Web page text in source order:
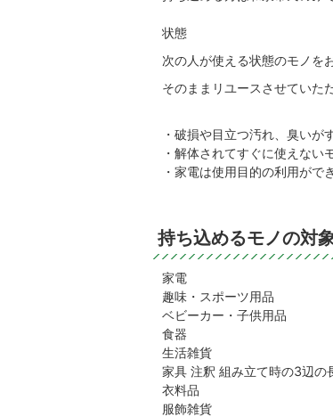
状態
次の人が使える状態のモノを
そのままリユースさせていた
・破損や目立つ汚れ、臭いが
・解体されてすぐに使えない
・家電は使用目的の利用がで
持ち込めるモノの対
家電
趣味・スポーツ用品
ベビーカー・子供用品
食器
生活雑貨
家具 注釈 組み立て時の3辺の
衣料品
服飾雑貨